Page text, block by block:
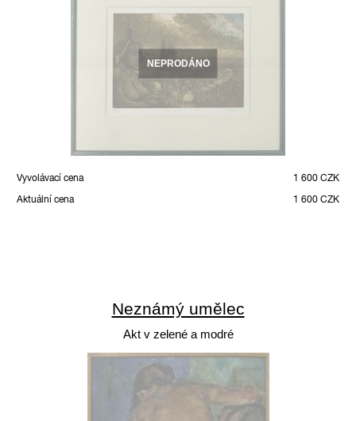
NEPRODÁNO
Vyvolávací cena
1 600 CZK
Aktuální cena
1 600 CZK
Neznámý umělec
Akt v zelené a modré